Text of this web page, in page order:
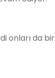
onları da